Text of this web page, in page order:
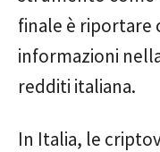
finale è
informazioni
redditi italiana.
In Italia, le